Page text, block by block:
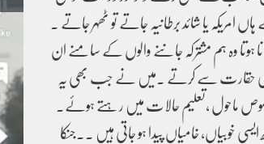
یا شائد برطانیہ جاتے تو ٹھہر جاتے ۔
ہوتا وہ ہم مشترکہ جاننے والوں کے سامنے ان
ہی حقارت سے کرتے ۔میں نے جب بھی یہ
ماحول ،تعلیم حالات میں رہتے ہوئے۔
خوبیاں، خامیاں پیدا ہو جاتی ہیں ۔۔جنکا
January 24,